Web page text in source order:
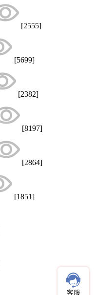
[2555]
[5699]
[2382]
[8197]
[2864]
[1851]
客服